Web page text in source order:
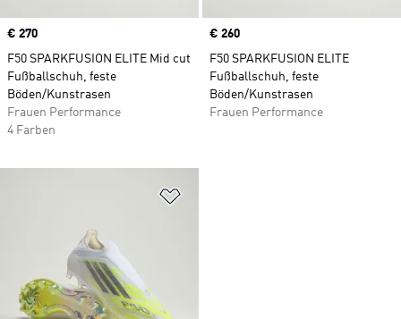
Price
€ 270
F50 SPARKFUSION ELITE Mid cut
Fußballschuh, feste
Böden/Kunstrasen
Frauen Performance
4 Farben
Price
€ 260
F50 SPARKFUSION ELITE
Fußballschuh, feste
Böden/Kunstrasen
Frauen Performance